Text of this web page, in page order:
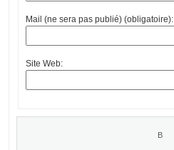
Mail (ne sera pas publié) (obligatoire):
Site Web: